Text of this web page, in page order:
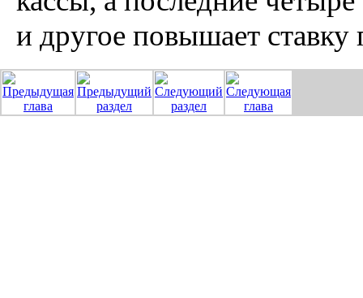
и другое повышает ставку